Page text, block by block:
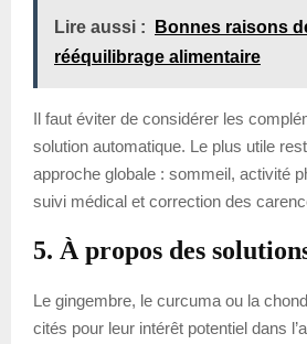
Lire aussi :
Bonnes raisons
rééquilibrage alimentaire
Il faut éviter de considérer les
solution automatique. Le plus utile
approche globale : sommeil, activité
suivi médical et correction des
5. À propos des
Le gingembre, le curcuma ou la
cités pour leur intérêt potentiel dans